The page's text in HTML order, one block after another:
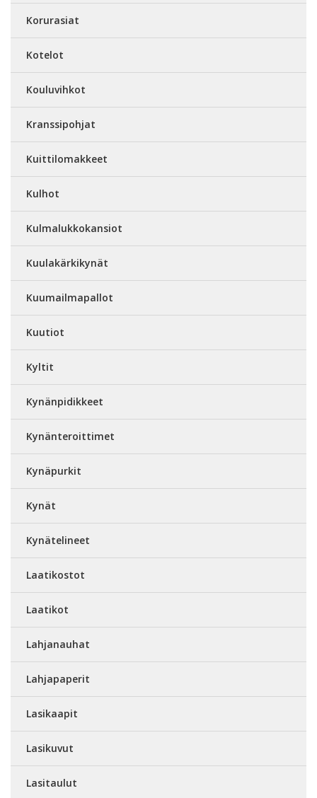
Korurasiat
Kotelot
Kouluvihkot
Kranssipohjat
Kuittilomakkeet
Kulhot
Kulmalukkokansiot
Kuulakärkikynät
Kuumailmapallot
Kuutiot
Kyltit
Kynänpidikkeet
Kynänteroittimet
Kynäpurkit
Kynät
Kynätelineet
Laatikostot
Laatikot
Lahjanauhat
Lahjapaperit
Lasikaapit
Lasikuvut
Lasitaulut